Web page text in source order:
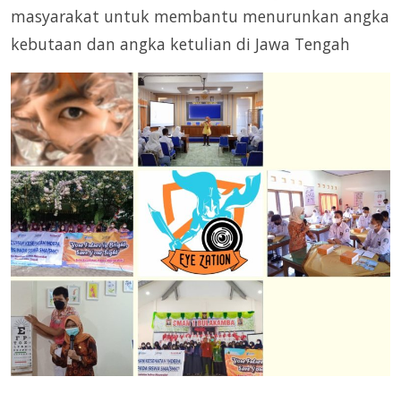
masyarakat untuk membantu menurunkan angka
kebutaan dan angka ketulian di Jawa Tengah